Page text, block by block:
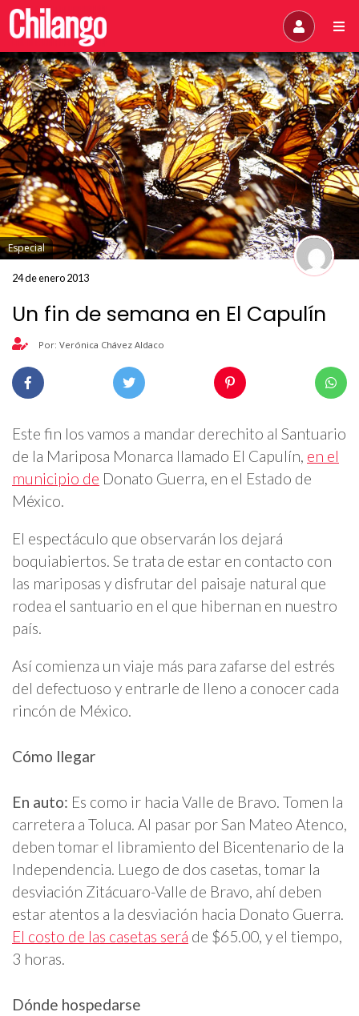
Especial
24 de enero 2013
Un fin de semana en El Capulín
Por: Verónica Chávez Aldaco
Este fin los vamos a mandar derechito al Santuario
de la Mariposa Monarca llamado El Capulín, en el
municipio de Donato Guerra, en el Estado de
México.
El espectáculo que observarán los dejará
boquiabiertos. Se trata de estar en contacto con
las mariposas y disfrutar del paisaje natural que
rodea el santuario en el que hibernan en nuestro
país.
Así comienza un viaje más para zafarse del estrés
del defectuoso y entrarle de lleno a conocer cada
rincón de México.
Cómo llegar
En auto: Es como ir hacia Valle de Bravo. Tomen la
carretera a Toluca. Al pasar por San Mateo Atenco,
deben tomar el libramiento del Bicentenario de la
Independencia. Luego de dos casetas, tomar la
desviación Zitácuaro-Valle de Bravo, ahí deben
estar atentos a la desviación hacia Donato Guerra.
El costo de las casetas será de $65.00, y el tiempo,
3 horas.
Dónde hospedarse